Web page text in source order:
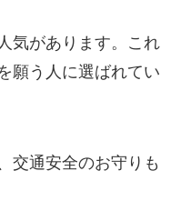
気があります。これ
願う人に選ばれてい
交通安全のお守りも